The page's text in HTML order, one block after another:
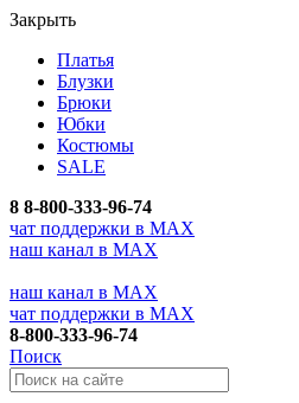
Закрыть
Платья
Блузки
Брюки
Юбки
Костюмы
SALE
8 8-800-333-96-74
чат поддержки в MAX
наш канал в MAX
наш канал в MAX
чат поддержки в MAX
8-800-333-96-74
Поиск